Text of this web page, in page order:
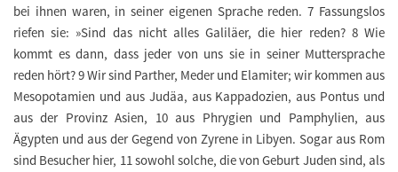
bei ihnen waren, in seiner eigenen Sprache reden. 7 Fassungslos
riefen sie: »Sind das nicht alles Galiläer, die hier reden? 8 Wie
kommt es dann, dass jeder von uns sie in seiner Muttersprache
reden hört? 9 Wir sind Parther, Meder und Elamiter; wir kommen aus
Mesopotamien und aus Judäa, aus Kappadozien, aus Pontus und
aus der Provinz Asien, 10 aus Phrygien und Pamphylien, aus
Ägypten und aus der Gegend von Zyrene in Libyen. Sogar aus Rom
sind Besucher hier, 11 sowohl solche, die von Geburt Juden sind, als